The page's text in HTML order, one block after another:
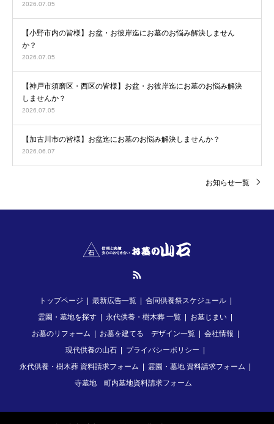
2026.07.05
【小野市内の皆様】お盆・お彼岸迄にお墓のお悩み解決しません
か？
2026.07.05
【神戸市須磨区・西区の皆様】お盆・お彼岸迄にお墓のお悩み解決
しませんか？
2026.07.05
【加古川市の皆様】お盆迄にお墓のお悩み解決しませんか？
2026.06.07
お知らせ一覧
トップページ 最新広告一覧
合同供養祭スケジュール
霊園・墓地を探す
永代供養・樹木葬 一覧
お墓じまい
お墓のリフォーム
お墓を建てる デザイン一覧
会社情報
現代供養の山石
プライバシーポリシー
永代供養・樹木葬 資料請求フォーム
霊園・墓地 資料請求フォーム
寺墓地 町内墓地資料請求フォーム